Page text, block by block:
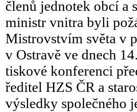
členů jednotek obcí a
ministr vnitra byli
Mistrovstvím světa v
v Ostravě ve dnech
tiskové konferenci
ředitel HZS ČR a
výsledky společného